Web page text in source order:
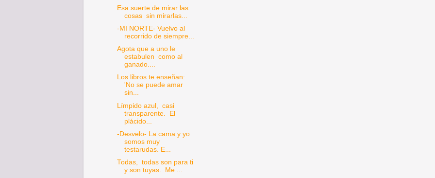
Esa suerte de mirar las
cosas sin mirarlas...
-MI NORTE- Vuelvo al
recorrido de siempre...
Agota que a uno le
estabulen como al
ganado....
Los libros te enseñan:
'No se puede amar
sin...
Límpido azul, casi
transparente. El
plácido...
-Desvelo- La cama y yo
somos muy
testarudas. E...
Todas, todas son para ti
y son tuyas. Me ...